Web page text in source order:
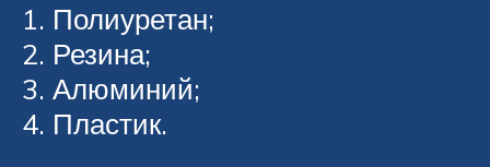
Полиуретан;
Резина;
Алюминий;
Пластик.